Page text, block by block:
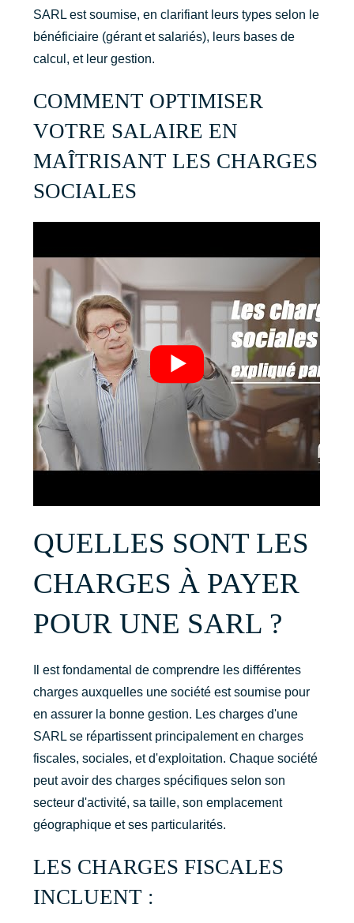
SARL est soumise, en clarifiant leurs types selon le
bénéficiaire (gérant et salariés), leurs bases de
calcul, et leur gestion.
COMMENT OPTIMISER
VOTRE SALAIRE EN
MAÎTRISANT LES CHARGES
SOCIALES
QUELLES SONT LES
CHARGES À PAYER
POUR UNE SARL ?
Il est fondamental de comprendre les différentes
charges auxquelles une société est soumise pour
en assurer la bonne gestion. Les charges d'une
SARL se répartissent principalement en charges
fiscales, sociales, et d'exploitation. Chaque société
peut avoir des charges spécifiques selon son
secteur d'activité, sa taille, son emplacement
géographique et ses particularités.
LES CHARGES FISCALES
INCLUENT :